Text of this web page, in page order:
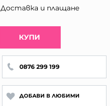
Доставка и плащане
КУПИ
0876 299 199
ДОБАВИ В ЛЮБИМИ